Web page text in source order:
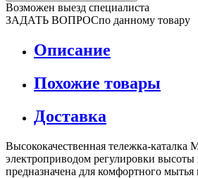
Возможен выезд специалиста
ЗАДАТЬ ВОПРОСпо данному товару
Описание
Похожие товары
Доставка
Высококачественная тележка-
электроприводом регулировки
предназначена для комфортного мытья